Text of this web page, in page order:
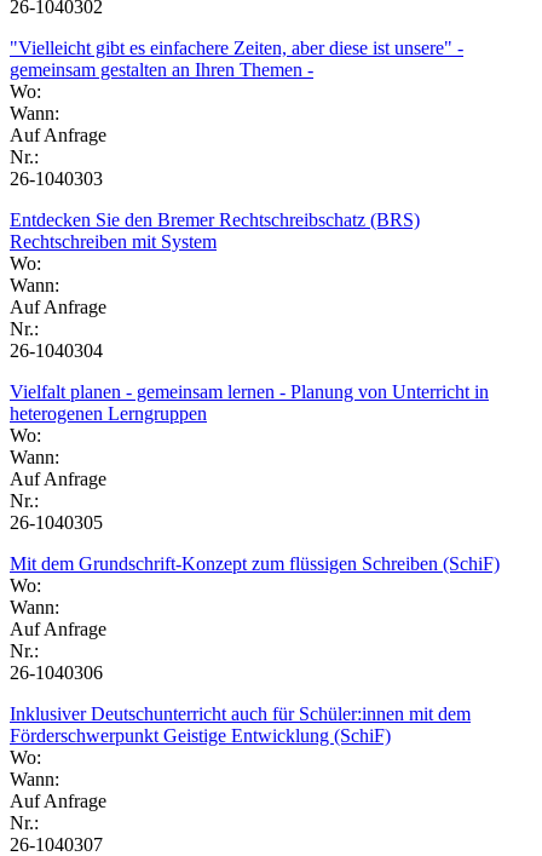
26-1040302
"Vielleicht gibt es einfachere Zeiten, aber diese ist unsere" -
gemeinsam gestalten an Ihren Themen -
Wo:
Wann:
Auf Anfrage
Nr.:
26-1040303
Entdecken Sie den Bremer Rechtschreibschatz (BRS)
Rechtschreiben mit System
Wo:
Wann:
Auf Anfrage
Nr.:
26-1040304
Vielfalt planen - gemeinsam lernen - Planung von Unterricht in
heterogenen Lerngruppen
Wo:
Wann:
Auf Anfrage
Nr.:
26-1040305
Mit dem Grundschrift-Konzept zum flüssigen Schreiben (SchiF)
Wo:
Wann:
Auf Anfrage
Nr.:
26-1040306
Inklusiver Deutschunterricht auch für Schüler:innen mit dem
Förderschwerpunkt Geistige Entwicklung (SchiF)
Wo:
Wann:
Auf Anfrage
Nr.:
26-1040307